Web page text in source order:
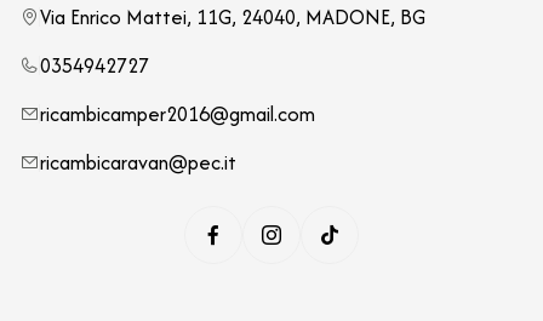
Via Enrico Mattei, 11G, 24040, MADONE, BG
0354942727
ricambicamper2016@gmail.com
ricambicaravan@pec.it